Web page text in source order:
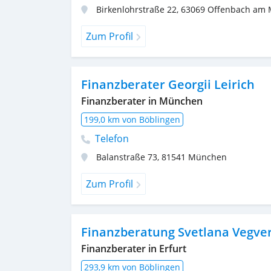
Birkenlohrstraße 22, 63069 Offenbach am
Zum Profil
Finanzberater Georgii Leirich
Finanzberater in München
199,0 km von Böblingen
Telefon
Balanstraße 73, 81541 München
Zum Profil
Finanzberatung Svetlana
Finanzberater in Erfurt
293,9 km von Böblingen